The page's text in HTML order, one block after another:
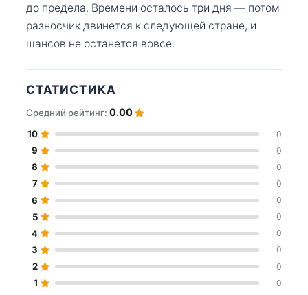
до предела. Времени осталось три дня — потом
разносчик двинется к следующей стране, и
шансов не останется вовсе.
СТАТИСТИКА
Средний рейтинг: 0.00
10 0
9 0
8 0
7 0
6 0
5 0
4 0
3 0
2 0
1 0